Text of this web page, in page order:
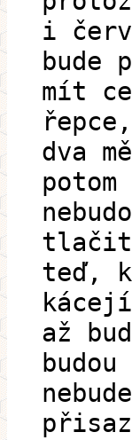
i
bude
mít
dva
tlačit
teď,
až